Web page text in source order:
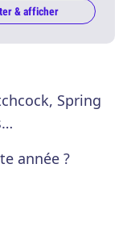
& afficher
Spring
année ?